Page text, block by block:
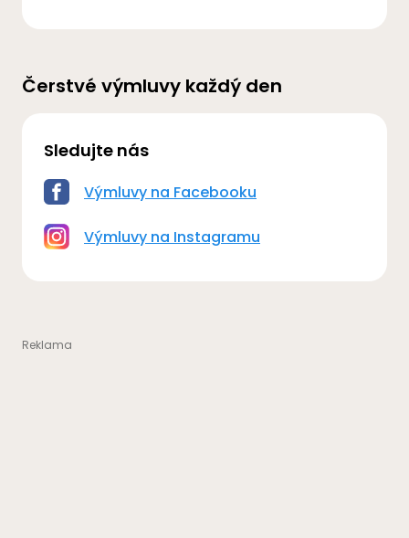
Čerstvé výmluvy každý den
Sledujte nás
Výmluvy na Facebooku
Výmluvy na Instagramu